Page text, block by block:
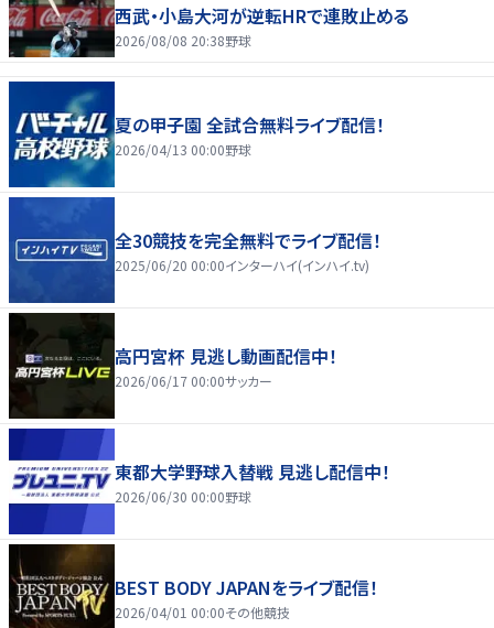
西武・小島大河が逆転HRで連敗止める
2026/08/08 20:38野球
夏の甲子園 全試合無料ライブ配信！
2026/04/13 00:00野球
全30競技を完全無料でライブ配信！
2025/06/20 00:00インターハイ(インハイ.tv)
高円宮杯 見逃し動画配信中！
2026/06/17 00:00サッカー
東都大学野球入替戦 見逃し配信中！
2026/06/30 00:00野球
BEST BODY JAPANをライブ配信！
2026/04/01 00:00その他競技